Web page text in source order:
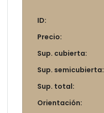
ID:
Precio:
Sup. cubierta:
Sup. semicubierta:
Sup. total:
Orientación: